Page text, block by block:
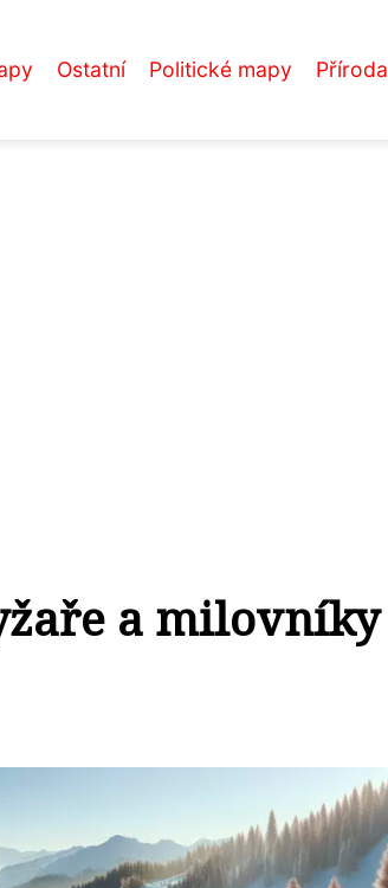
Ostatní Politické mapy Příroda
a milovníky